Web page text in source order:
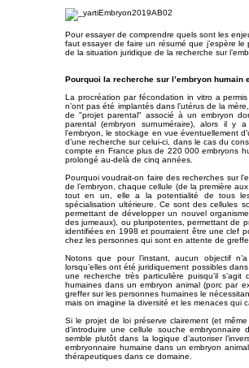
Pour essayer de comprendre quels sont les
faut essayer de faire un résumé que j’espère
de la situation juridique de la recherche sur
Pourquoi la recherche sur l’embryon humain
La procréation par fécondation in vitro a
n’ont pas été implantés dans l’utérus de la
de "projet parental" associé à un embryon
parental (embryon surnuméraire), alors il y
l’embryon, le stockage en vue éventuellement
d’une recherche sur celui-ci, dans le cas du
compte en France plus de 220 000 embryons
prolongé au-delà de cinq années.
Pourquoi voudrait-on faire des recherches sur
de l’embryon, chaque cellule (de la première
tout en un, elle a la potentialité de tous
spécialisation ultérieure. Ce sont des cellules
permettant de développer un nouvel
des jumeaux), ou pluripotentes, permettant de
identifiées en 1998 et pourraient être une clef
chez les personnes qui sont en attente de
Notons que pour l’instant, aucun objectif
lorsqu’elles ont été juridiquement possibles
une recherche très particulière puisqu’il s’agit
humaines dans un embryon animal (porc par
greffer sur les personnes humaines le
mais on imagine la diversité et les menaces qui
Si le projet de loi préserve clairement (et même
d’introduire une cellule souche embryonnaire
semble plutôt dans la logique d’autoriser
embryonnaire humaine dans un embryon
thérapeutiques dans ce domaine.